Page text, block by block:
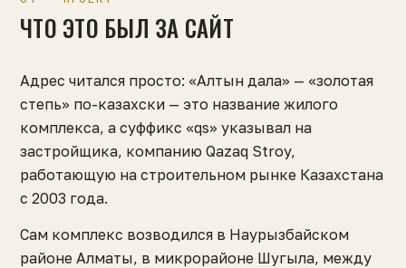
ЧТО ЭТО БЫЛ ЗА САЙТ
Адрес читался просто: «Алтын дала» — «золотая
степь» по-казахски — это название жилого
комплекса, а суффикс «qs» указывал на
застройщика, компанию Qazaq Stroy,
работающую на строительном рынке Казахстана
с 2003 года.
Сам комплекс возводился в Наурызбайском
районе Алматы, в микрорайоне Шугыла, между